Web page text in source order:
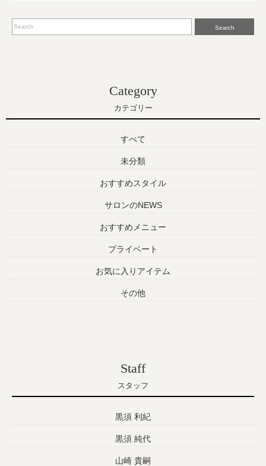
Search
Category
カテゴリー
すべて
未分類
おすすめスタイル
サロンのNEWS
おすすめメニュー
プライベート
お気に入りアイテム
その他
Staff
スタッフ
黒須 利紀
黒須 純代
山崎 貴嗣